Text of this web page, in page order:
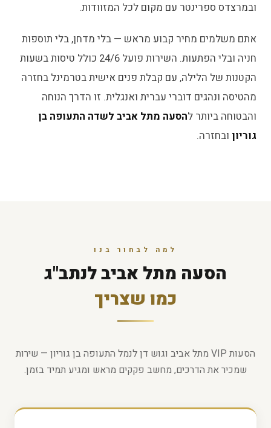
ובמרצדס ספרינטר עם מקום לכל המזוודות.
אתם משלמים מחיר קבוע מראש — בלי מדחן, בלי תוספות
חניה ובלי הפתעות. השירות פועל 24/6 כולל טיסות בשעות
הקטנות של הלילה, עם קבלת פנים אישית בטרמינל בחזרה
מהטיסה ונהגים דוברי עברית ואנגלית. זו הדרך הנוחה
והבטוחה ביותר להסעה מתל אביב לשדה התעופה בן
גוריון ובחזרה.
למה לבחור בנו
הסעה מתל אביב לנתב"ג
כמו שצריך
הסעות VIP מתל אביב וגוש דן לנמל התעופה בן גוריון — שירות
שמכיר את הדרכים, מחשב פקקים מראש ומגיע תמיד בזמן.